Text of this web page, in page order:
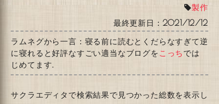
製作
最終更新日： 2021/12/12
ラムネグから一言：寝る前に読むとくだらなすぎて逆
に寝れると好評なすごい適当なブログをこっちでは
じめてます.
サクラエディタで検索結果で見つかった総数を表示し